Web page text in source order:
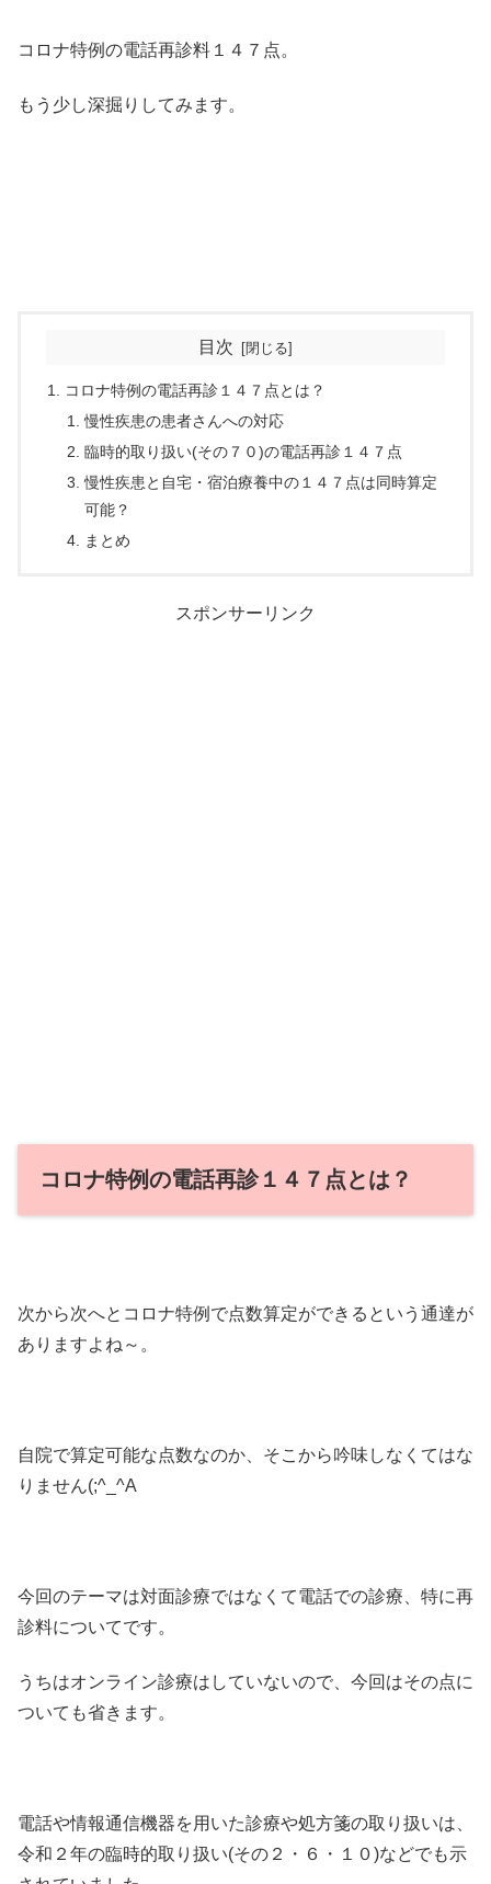
コロナ特例の電話再診料１４７点。
もう少し深掘りしてみます。
目次
コロナ特例の電話再診１４７点とは？
慢性疾患の患者さんへの対応
臨時的取り扱い(その７０)の電話再診１４７点
慢性疾患と自宅・宿泊療養中の１４７点は同時算定
可能？
まとめ
スポンサーリンク
コロナ特例の電話再診１４７点とは？
次から次へとコロナ特例で点数算定ができるという通達が
ありますよね～。
自院で算定可能な点数なのか、そこから吟味しなくてはな
りません(;^_^A
今回のテーマは対面診療ではなくて電話での診療、特に再
診料についてです。
うちはオンライン診療はしていないので、今回はその点に
ついても省きます。
電話や情報通信機器を用いた診療や処方箋の取り扱いは、
令和２年の臨時的取り扱い(その２・６・１０)などでも示